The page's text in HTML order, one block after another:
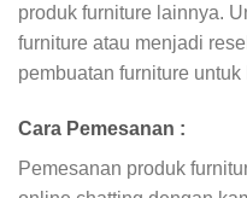
produk furniture lainnya.
furniture atau menjadi
pembuatan furniture
Cara Pemesanan :
Pemesanan produk